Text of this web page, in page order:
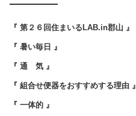
『 第２６回住まいるLAB.in郡山 』
『 暑い毎日 』
『 通 気 』
『 組合せ便器をおすすめする理由 』
『 一体的 』